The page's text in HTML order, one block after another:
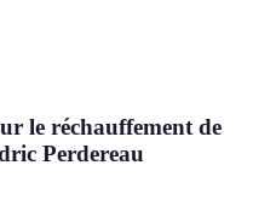
le réchauffement de
Perdereau